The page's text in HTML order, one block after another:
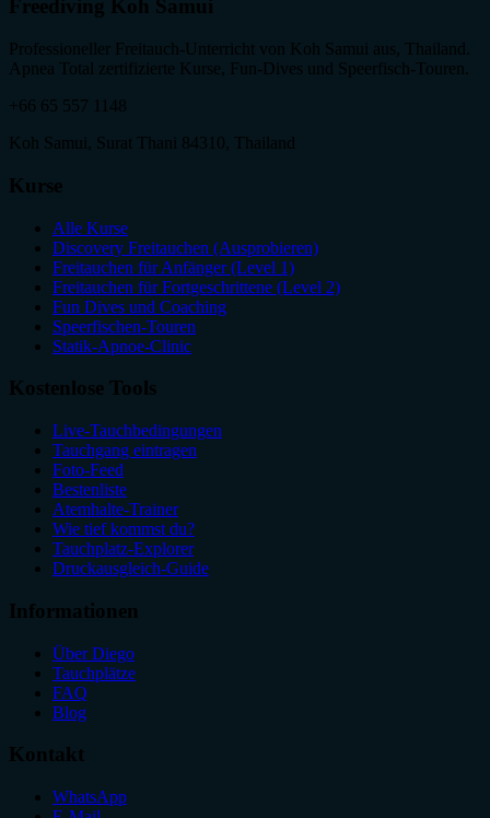
Freediving Koh Samui
Professioneller Freitauch-Unterricht von Koh Samui aus, Thailand.
Apnea Total zertifizierte Kurse, Fun-Dives und Speerfisch-Touren.
+66 65 557 1148
Koh Samui, Surat Thani 84310, Thailand
Kurse
Alle Kurse
Discovery Freitauchen (Ausprobieren)
Freitauchen für Anfänger (Level 1)
Freitauchen für Fortgeschrittene (Level 2)
Fun Dives und Coaching
Speerfischen-Touren
Statik-Apnoe-Clinic
Kostenlose Tools
Live-Tauchbedingungen
Tauchgang eintragen
Foto-Feed
Bestenliste
Atemhalte-Trainer
Wie tief kommst du?
Tauchplatz-Explorer
Druckausgleich-Guide
Informationen
Über Diego
Tauchplätze
FAQ
Blog
Kontakt
WhatsApp